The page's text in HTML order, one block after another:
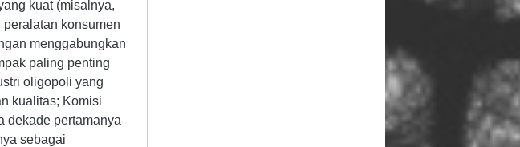
kuat (misalnya,
konsumen
menggabungkan
paling penting
oligopoli yang
kualitas; Komisi
dekade pertamanya
sebagai